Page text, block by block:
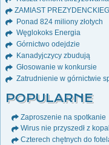
ZAMIAST
Ponad 824 miliony złotych
Węglokoks Energia
Górnictwo odejdzie
Kanadyjczycy zbudują
Głosowanie w konkursie
Zatrudnienie w górnictwie
POPULARNE
Zaproszenie na spotkanie
Wirus nie przyszedł z
Czterech chętnych do